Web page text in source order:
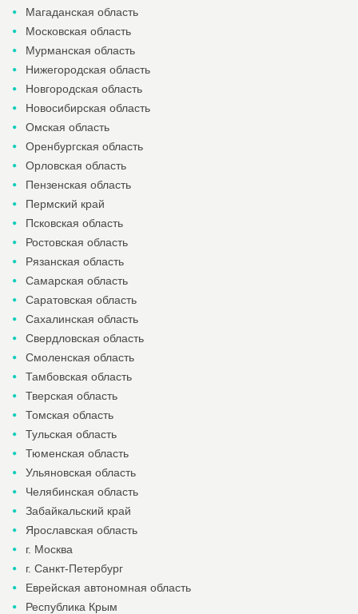
Магаданская область
Московская область
Мурманская область
Нижегородская область
Новгородская область
Новосибирская область
Омская область
Оренбургская область
Орловская область
Пензенская область
Пермский край
Псковская область
Ростовская область
Рязанская область
Самарская область
Саратовская область
Сахалинская область
Свердловская область
Смоленская область
Тамбовская область
Тверская область
Томская область
Тульская область
Тюменская область
Ульяновская область
Челябинская область
Забайкальский край
Ярославская область
г. Москва
г. Санкт-Петербург
Еврейская автономная область
Республика Крым